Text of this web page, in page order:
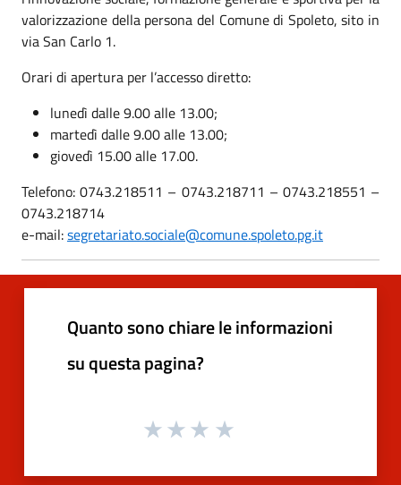
valorizzazione della persona del Comune di Spoleto, sito in
via San Carlo 1.
Orari di apertura per l’accesso diretto:
lunedì dalle 9.00 alle 13.00;
martedì dalle 9.00 alle 13.00;
giovedì 15.00 alle 17.00.
Telefono: 0743.218511 – 0743.218711 – 0743.218551 –
0743.218714
e-mail:segretariato.sociale@comune.spoleto.pg.it
Quanto sono chiare le informazioni
su questa pagina?